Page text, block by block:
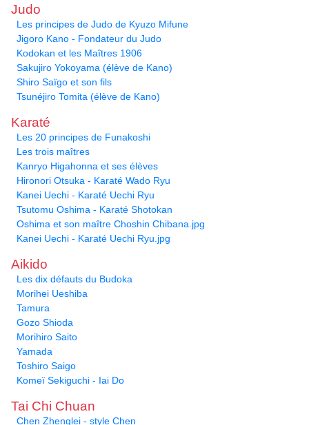
Judo
Les principes de Judo de Kyuzo Mifune
Jigoro Kano - Fondateur du Judo
Kodokan et les Maîtres 1906
Sakujiro Yokoyama (élève de Kano)
Shiro Saïgo et son fils
Tsunéjiro Tomita (élève de Kano)
Karaté
Les 20 principes de Funakoshi
Les trois maîtres
Kanryo Higahonna et ses élèves
Hironori Otsuka - Karaté Wado Ryu
Kanei Uechi - Karaté Uechi Ryu
Tsutomu Oshima - Karaté Shotokan
Oshima et son maître Choshin Chibana.jpg
Kanei Uechi - Karaté Uechi Ryu.jpg
Aikido
Les dix défauts du Budoka
Morihei Ueshiba
Tamura
Gozo Shioda
Morihiro Saito
Yamada
Toshiro Saigo
Komeï Sekiguchi - Iai Do
Tai Chi Chuan
Chen Zhenglei - style Chen